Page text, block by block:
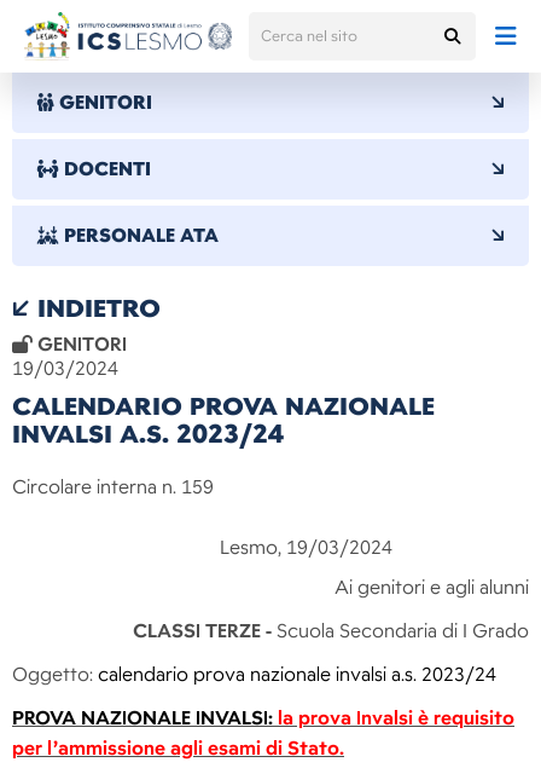
GENITORI
DOCENTI
PERSONALE ATA
INDIETRO
GENITORI
19/03/2024
CALENDARIO PROVA NAZIONALE
INVALSI A.S. 2023/24
Circolare interna n. 159
Lesmo, 19/03/2024
Ai genitori e agli alunni
CLASSI TERZE - Scuola Secondaria di I Grado
Oggetto: calendario prova nazionale invalsi a.s. 2023/24
PROVA NAZIONALE INVALSI: la prova Invalsi è requisito
per l’ammissione agli esami di Stato.